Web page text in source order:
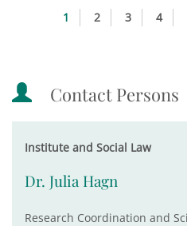
1 2 3 4
Contact Persons
Institute and Social Law
Dr. Julia Hagn
Research Coordination and